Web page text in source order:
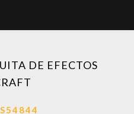
DE EFECTOS